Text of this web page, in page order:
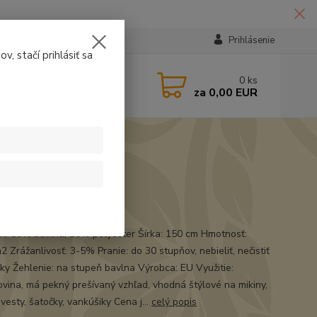
Prihlásenie
0 ks
za 0,00 EUR
80% bavlna, 20% polyester Šírka: 150 cm Hmotnosť:
Zrážanlivosť: 3-5% Pranie: do 30 stupňov, nebieliť, nečistiť
Žehlenie: na stupeň bavlna Výrobca: EU Využitie:
má pekný prešívaný vzhľad, vhodná štýlové na mikiny,
šatočky, vankúšiky Cena j... celý popis
stačí prihlásiť sa